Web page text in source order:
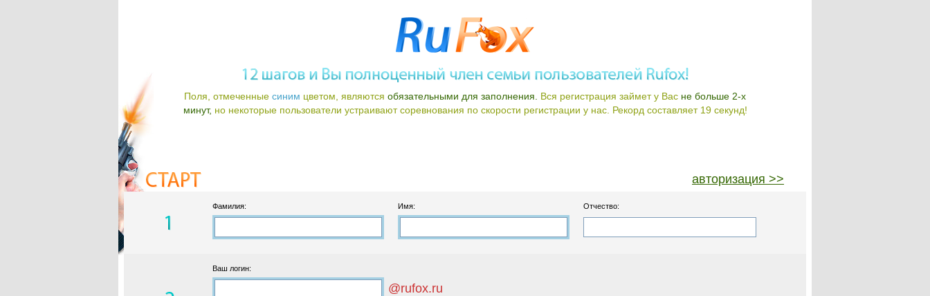
Поля, отмеченные синим цветом, являются обязательными для заполнения. Вся регистрация займет у Вас не больше 2-х
минут, но некоторые пользователи устраивают соревнования по скорости регистрации у нас. Рекорд составляет 19 секунд!
авторизация >>
Фамилия: Имя: Отчество:
Ваш логин:
@rufox.ru